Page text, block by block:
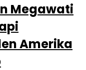
Megawati
Amerika